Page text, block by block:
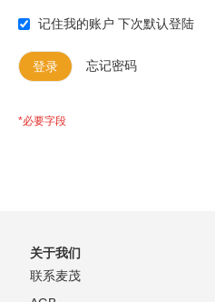
记住我的账户 下次默认登陆
登录 忘记密码
关于我们
联系麦茂